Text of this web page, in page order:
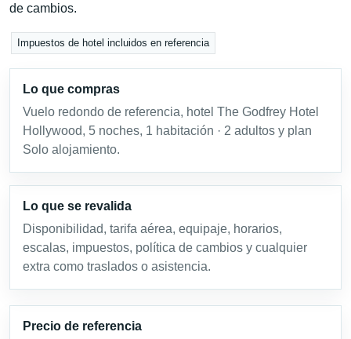
de cambios.
Impuestos de hotel incluidos en referencia
Lo que compras
Vuelo redondo de referencia, hotel The Godfrey Hotel
Hollywood, 5 noches, 1 habitación · 2 adultos y plan
Solo alojamiento.
Lo que se revalida
Disponibilidad, tarifa aérea, equipaje, horarios,
escalas, impuestos, política de cambios y cualquier
extra como traslados o asistencia.
Precio de referencia